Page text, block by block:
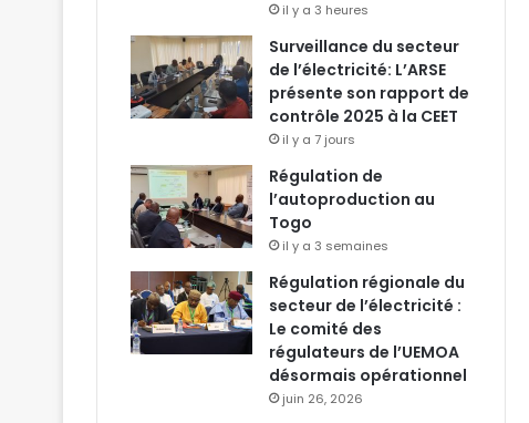
il y a 3 heures
Surveillance du secteur
de l’électricité: L’ARSE
présente son rapport de
contrôle 2025 à la CEET
il y a 7 jours
Régulation de
l’autoproduction au
Togo
il y a 3 semaines
Régulation régionale du
secteur de l’électricité :
Le comité des
régulateurs de l’UEMOA
désormais opérationnel
juin 26, 2026